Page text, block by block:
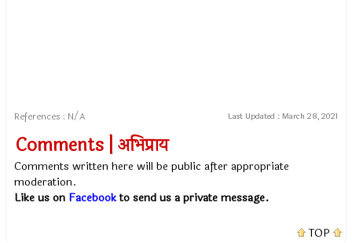
References : N/A Last Updated : March 28, 2021
Comments | अभिप्राय
Comments written here will be public after appropriate
moderation.
Like us on Facebookto send us a private message.
TOP